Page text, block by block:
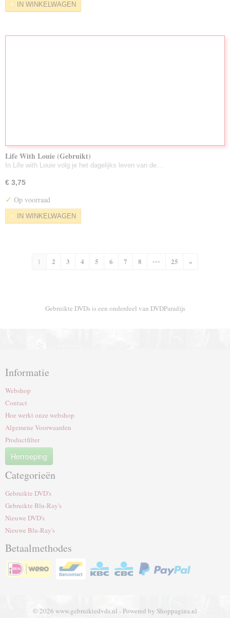
IN WINKELWAGEN
Life With Louie (Gebruikt)
In Life with Louie volg je het dagelijks leven van de…
€ 3,75
✓ Op voorraad
IN WINKELWAGEN
1 2 3 4 5 6 7 8 ••• 25 »
Gebruikte DVDs is een onderdeel van DVDParadijs
Informatie
Webshop
Contact
Hoe werkt onze webshop
Algemene Voorwaarden
Productfilter
Herroeping
Categorieën
Gebruikte DVD's
Gebruikte Blu-Ray's
Nieuwe DVD's
Nieuwe Blu-Ray's
Betaalmethodes
© 2026 www.gebruiktedvds.nl - Powered by Shoppagina.nl